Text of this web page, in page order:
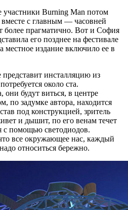
участники Burning Man потом
с главным — часовней
более прагматично. Вот и София
его позднее на фестивале
местное издание включило ее в
инсталляцию из
около ста.
будут виться, в центре
по задумке автора, находится
под конструкцией, зритель
и дышит, по его венам течет
с помощью светодиодов.
все окружающее нас, каждый
относиться бережно.